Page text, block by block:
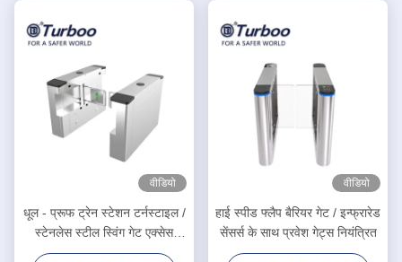
वीडियो
धूल - प्रूफ ट्रेन स्टेशन टर्नस्टाइल /
स्टेनलेस स्टील स्विंग गेट एक्सेस
कंट्रोल
वीडियो
हाई स्पीड फ्लैप बैरियर गेट / इन्फ्रारेड
सेंसर्स के साथ प्रवेश गेट्स नियंत्रित